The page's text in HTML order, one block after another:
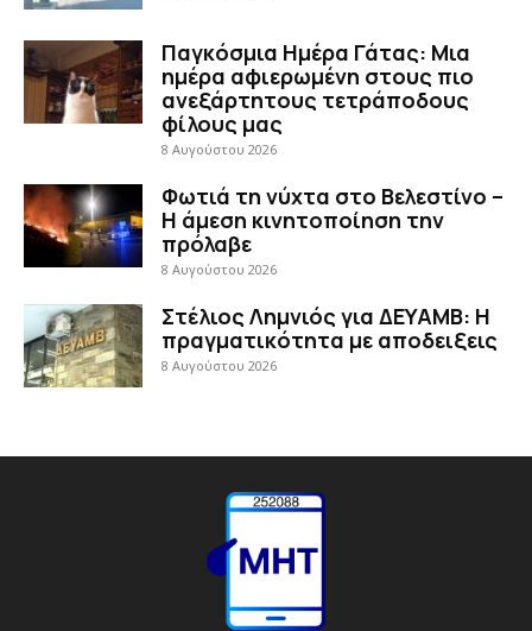
Παγκόσμια Ημέρα Γάτας: Μια
ημέρα αφιερωμένη στους πιο
ανεξάρτητους τετράποδους
φίλους μας
8 Αυγούστου 2026
Φωτιά τη νύχτα στο Βελεστίνο –
Η άμεση κινητοποίηση την
πρόλαβε
8 Αυγούστου 2026
Στέλιος Λημνιός για ΔΕΥΑΜΒ: Η
πραγματικότητα με αποδειξεις
8 Αυγούστου 2026